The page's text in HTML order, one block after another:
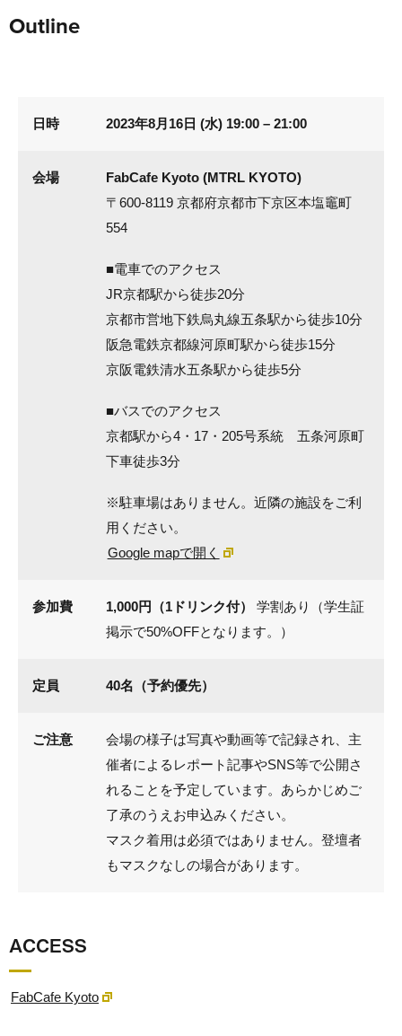
Outline
日時 2023年8月16日 (水) 19:00 – 21:00
会場
FabCafe Kyoto (MTRL KYOTO)
〒600-8119 京都府京都市下京区本塩竈町
554
■電車でのアクセス
JR京都駅から徒歩20分
京都市営地下鉄烏丸線五条駅から徒歩10分
阪急電鉄京都線河原町駅から徒歩15分
京阪電鉄清水五条駅から徒歩5分
■バスでのアクセス
京都駅から4・17・205号系統 五条河原町
下車徒歩3分
※駐車場はありません。近隣の施設をご利
用ください。
Google mapで開く
参加費 1,000円（1ドリンク付）
学割あり（学生証
掲示で50%OFFとなります。）
定員 40名（予約優先）
ご注意
会場の様子は写真や動画等で記録され、主
催者によるレポート記事やSNS等で公開さ
れることを予定しています。あらかじめご
了承のうえお申込みください。
マスク着用は必須ではありません。登壇者
もマスクなしの場合があります。
ACCESS
FabCafe Kyoto